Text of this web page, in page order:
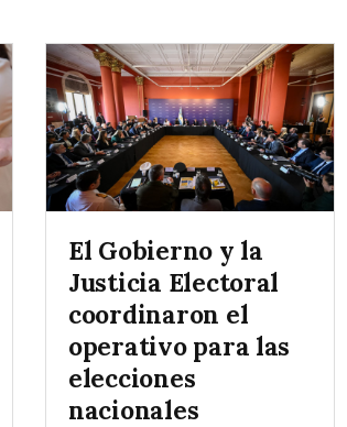
El Gobierno y la
Justicia Electoral
coordinaron el
operativo para las
elecciones
nacionales